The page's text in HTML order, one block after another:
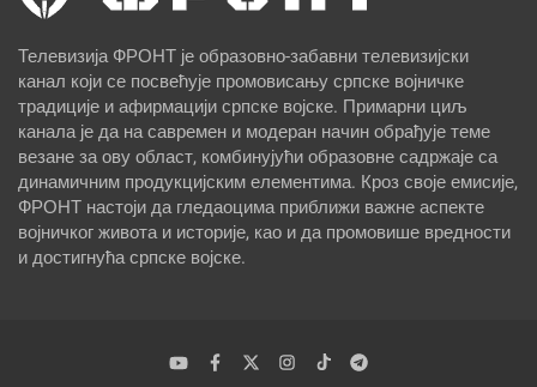
Телевизија ФРОНТ је образовно-забавни телевизијски
канал који се посвећује промовисању српске војничке
традиције и афирмацији српске војске. Примарни циљ
канала је да на савремен и модеран начин обрађује теме
везане за ову област, комбинујући образовне садржаје са
динамичним продукцијским елементима. Кроз своје емисије,
ФРОНТ настоји да гледаоцима приближи важне аспекте
војничког живота и историје, као и да промовише вредности
и достигнућа српске војске.